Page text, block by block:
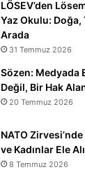
LÖSEV’den
Yaz Okulu:
Arada
31 Temmuz 2026
Sözen: Medyada
Değil, Bir Hak
20 Temmuz 2026
NATO
ve Kadınlar Ele
8 Temmuz 2026